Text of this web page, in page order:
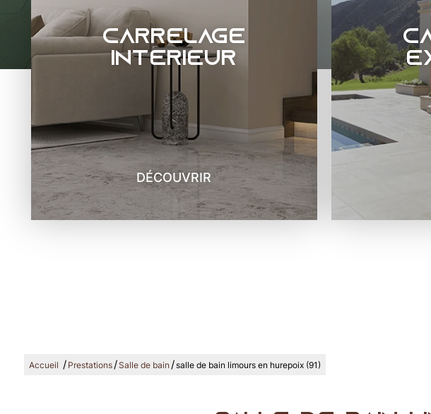
Carrelage
intérieur
DÉCOUVRIR
Accueil / Prestations /Salle de bain /salle de bain limours en hurepoix (91)